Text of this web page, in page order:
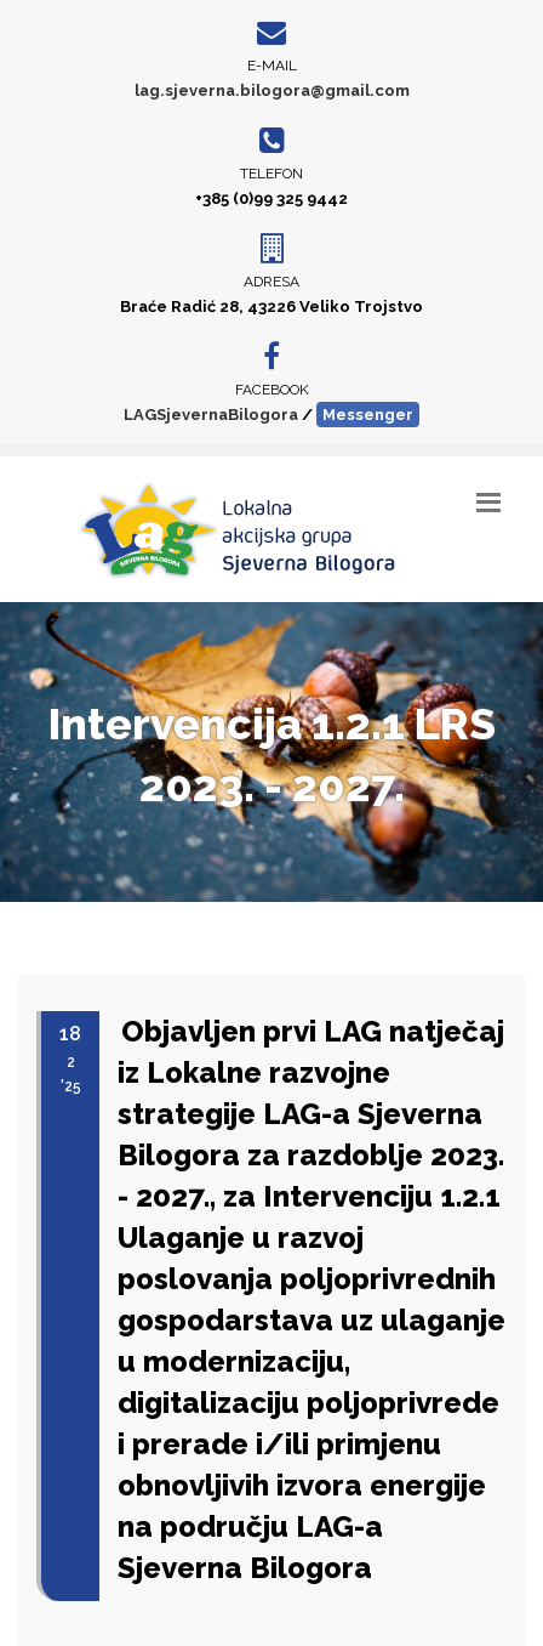
E-MAIL
lag.sjeverna.bilogora@gmail.com
TELEFON
+385 (0)99 325 9442
ADRESA
Braće Radić 28, 43226 Veliko Trojstvo
FACEBOOK
LAGSjevernaBilogora / Messenger
Intervencija 1.2.1 LRS
2023. - 2027.
18
2
'25
Objavljen prvi LAG natječaj
iz Lokalne razvojne
strategije LAG-a Sjeverna
Bilogora za razdoblje 2023.
- 2027., za Intervenciju 1.2.1
Ulaganje u razvoj
poslovanja poljoprivrednih
gospodarstava uz ulaganje
u modernizaciju,
digitalizaciju poljoprivrede
i prerade i/ili primjenu
obnovljivih izvora energije
na području LAG-a
Sjeverna Bilogora